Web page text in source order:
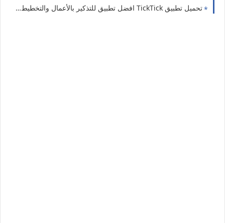
تحميل تطبيق TickTick افضل تطبيق للتذكير بالأعمال والتخطيط اليومي